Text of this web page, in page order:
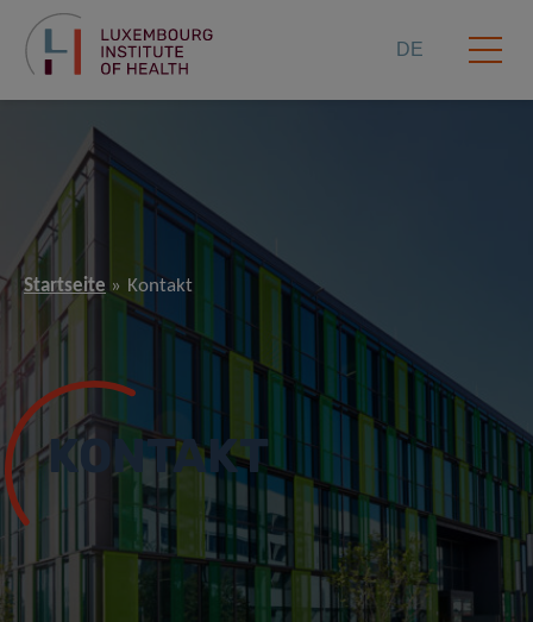
DE
Startseite Kontakt
KONTAKT